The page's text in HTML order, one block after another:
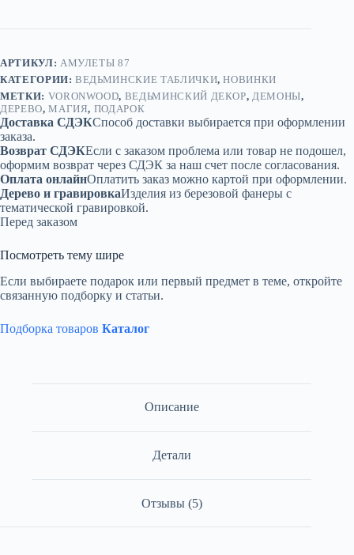
АРТИКУЛ: АМУЛЕТЫ 87
КАТЕГОРИИ:ВЕДЬМИНСКИЕ ТАБЛИЧКИ,НОВИНКИ
МЕТКИ: VORONWOOD, ВЕДЬМИНСКИЙ ДЕКОР, ДЕМОНЫ,
ДЕРЕВО,МАГИЯ, ПОДАРОК
Доставка СДЭКСпособ доставки выбирается при оформлении
заказа.
Возврат СДЭКЕсли с заказом проблема или товар не подошел,
оформим возврат через СДЭК за наш счет после согласования.
Оплата онлайнОплатить заказ можно картой при оформлении.
Дерево и гравировкаИзделия из березовой фанеры с
тематической гравировкой.
Перед заказом
Посмотреть тему шире
Если выбираете подарок или первый предмет в теме, откройте
связанную подборку и статьи.
Подборка товаров Каталог
Описание
Детали
Отзывы (5)